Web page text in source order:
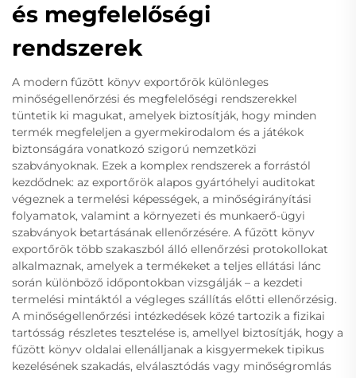
és megfelelőségi
rendszerek
A modern fűzött könyv exportőrök különleges
minőségellenőrzési és megfelelőségi rendszerekkel
tüntetik ki magukat, amelyek biztosítják, hogy minden
termék megfeleljen a gyermekirodalom és a játékok
biztonságára vonatkozó szigorú nemzetközi
szabványoknak. Ezek a komplex rendszerek a forrástól
kezdődnek: az exportőrök alapos gyártóhelyi auditokat
végeznek a termelési képességek, a minőségirányítási
folyamatok, valamint a környezeti és munkaerő-ügyi
szabványok betartásának ellenőrzésére. A fűzött könyv
exportőrök több szakaszból álló ellenőrzési protokollokat
alkalmaznak, amelyek a termékeket a teljes ellátási lánc
során különböző időpontokban vizsgálják – a kezdeti
termelési mintáktól a végleges szállítás előtti ellenőrzésig.
A minőségellenőrzési intézkedések közé tartozik a fizikai
tartósság részletes tesztelése is, amellyel biztosítják, hogy a
fűzött könyv oldalai ellenálljanak a kisgyermekek tipikus
kezelésének szakadás, elválasztódás vagy minőségromlás